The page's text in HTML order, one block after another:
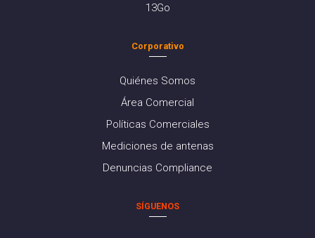
13Go
Corporativo
Quiénes Somos
Área Comercial
Políticas Comerciales
Mediciones de antenas
Denuncias Compliance
SÍGUENOS